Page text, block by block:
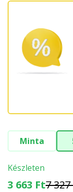
Minta
Készleten
3 663 Ft7